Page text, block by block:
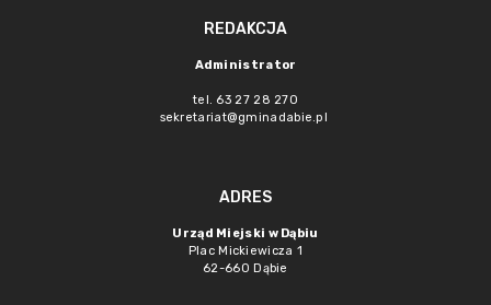
REDAKCJA
Administrator
tel. 63 27 28 270
sekretariat@gminadabie.pl
ADRES
Urząd Miejski w Dąbiu
Plac Mickiewicza 1
62-660 Dąbie